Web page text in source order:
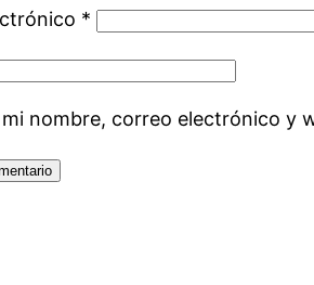
*
mi nombre, correo electrónico y